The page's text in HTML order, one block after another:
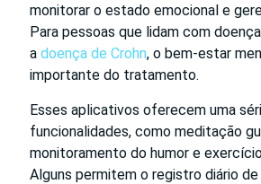
monitorar o estado emocional e
Para pessoas que lidam com
a doença de Crohn, o bem-estar
importante do tratamento.
Esses aplicativos oferecem uma
funcionalidades, como meditação
monitoramento do humor e
Alguns permitem o registro diário